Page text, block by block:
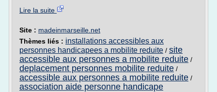
Lire la suite
Site : madeinmarseille.net
Thèmes liés : installations accessibles aux
personnes handicapees a mobilite reduite / site
accessible aux personnes a mobilite reduite /
deplacement personnes mobilite reduite /
accessible aux personnes a mobilite reduite /
association aide personne handicape